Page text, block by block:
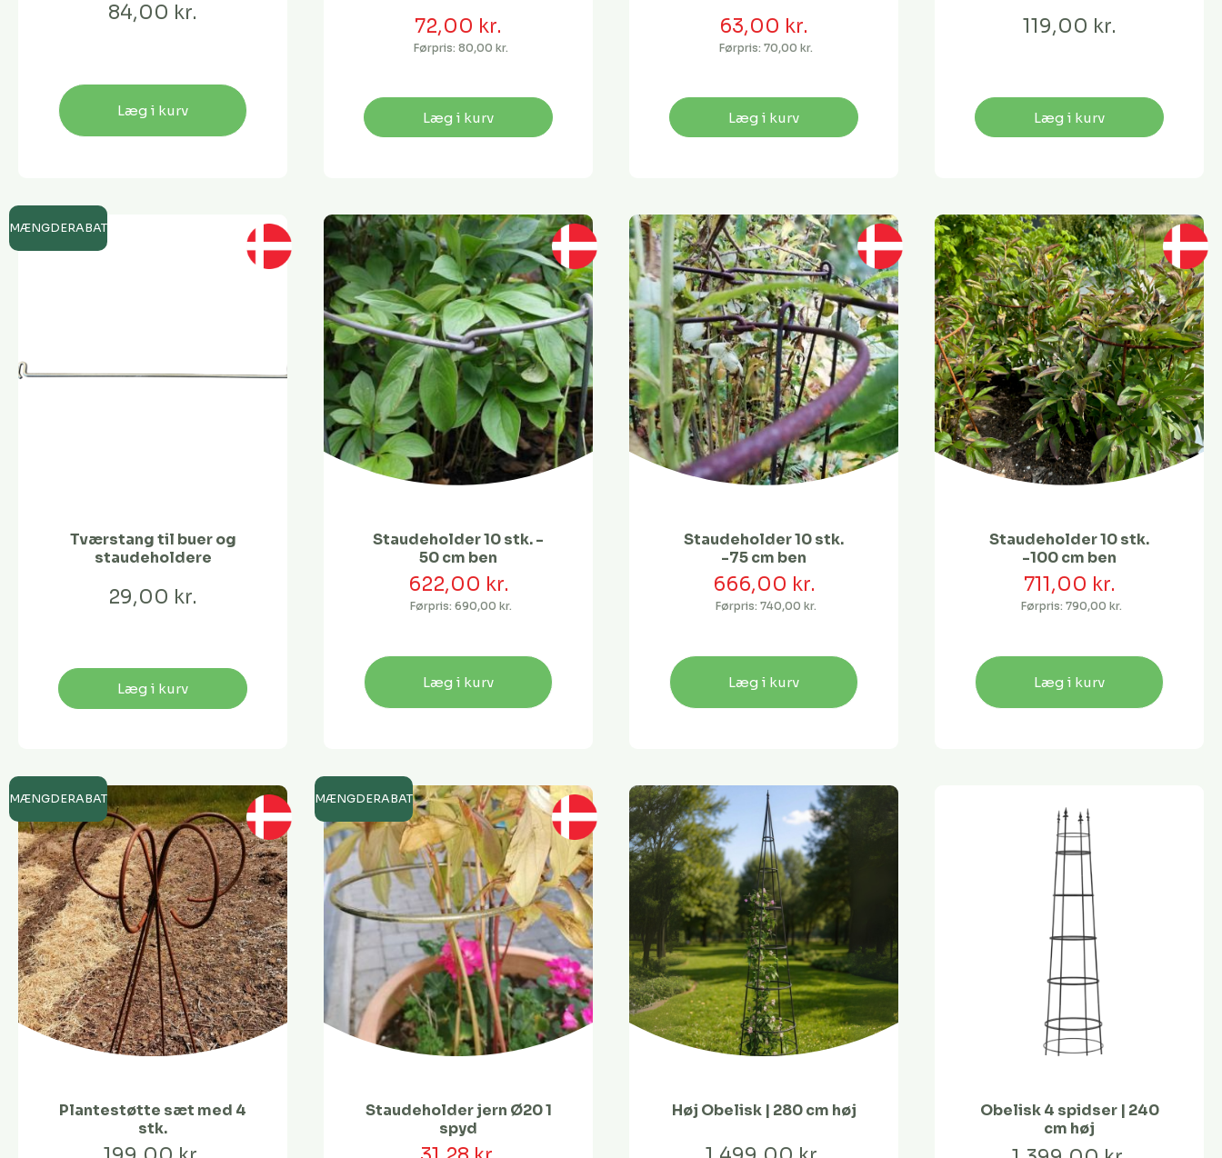
84,00 kr.
Læg i kurv
72,00 kr.
Førpris: 80,00 kr.
Læg i kurv
63,00 kr.
Førpris: 70,00 kr.
Læg i kurv
119,00 kr.
Læg i kurv
MÆNGDERABAT
Tværstang til buer og
staudeholdere
29,00 kr.
Læg i kurv
Staudeholder 10 stk. -
50 cm ben
622,00 kr.
Førpris: 690,00 kr.
Læg i kurv
Staudeholder 10 stk.
-75 cm ben
666,00 kr.
Førpris: 740,00 kr.
Læg i kurv
Staudeholder 10 stk.
-100 cm ben
711,00 kr.
Førpris: 790,00 kr.
Læg i kurv
MÆNGDERABAT
Plantestøtte sæt med 4
stk.
MÆNGDERABAT
Staudeholder jern Ø20 1
spyd
Høj Obelisk | 280 cm høj
Obelisk 4 spidser | 240
cm høj